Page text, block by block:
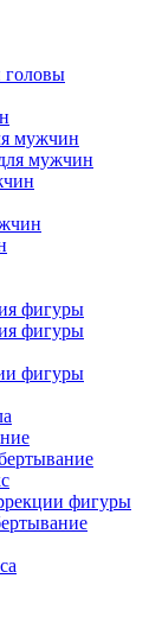
головы
мужчин
мужчин
фигуры
фигуры
фигуры
фигуры